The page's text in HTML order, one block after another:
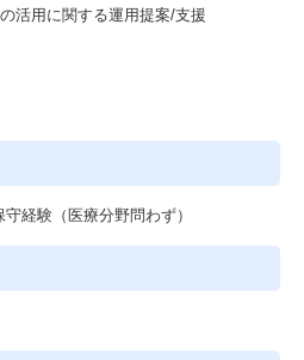
活用に関する運用提案/支援
経験（医療分野問わず）